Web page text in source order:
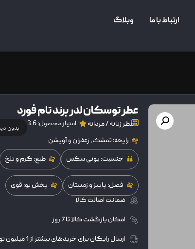
ارتباط با ما وبلاگ
عطر توسکان لدر برند تام فورد
عطر زنانه / مردانه امتیاز محصول: 3.6 بدون
رایحه: تمشک، زعفران و آویشن
جنسیت: یونی سکس
طبع: گرم و تلخ
فصل: پاییز و زمستان
پخش بو: قوی
ضمانت اصالت کالا
امکان بازگشت کالا تا 7 روز
ارسال رایگان برای خریدهای بیشتر از 1 میلیون تومان